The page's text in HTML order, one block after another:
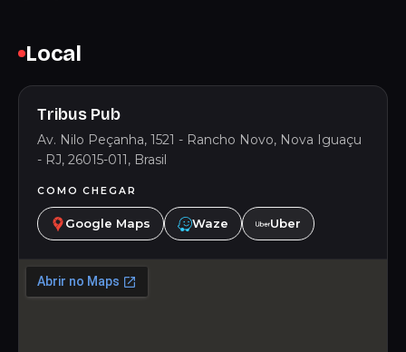
Local
Tribus Pub
Av. Nilo Peçanha, 1521 - Rancho Novo, Nova Iguaçu
- RJ, 26015-011, Brasil
COMO CHEGAR
Google Maps Waze Uber